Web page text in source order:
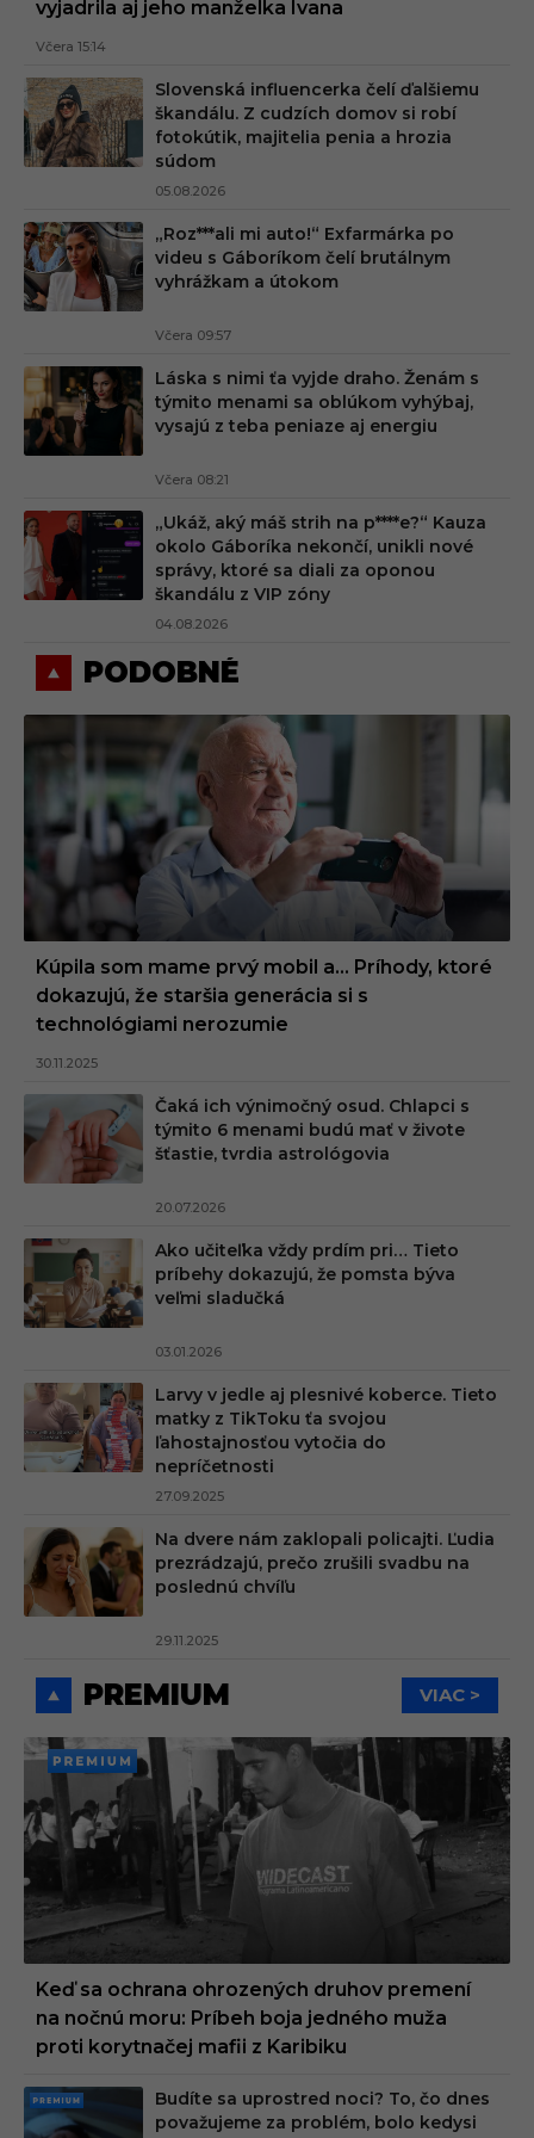
vyjadrila aj jeho manželka Ivana
Včera 15:14
Slovenská influencerka čelí ďalšiemu
škandálu. Z cudzích domov si robí
fotokútik, majitelia penia a hrozia
súdom
05.08.2026
„Roz***ali mi auto!“ Exfarmárka po
videu s Gáboríkom čelí brutálnym
vyhrážkam a útokom
Včera 09:57
Láska s nimi ťa vyjde draho. Ženám s
týmito menami sa oblúkom vyhýbaj,
vysajú z teba peniaze aj energiu
Včera 08:21
„Ukáž, aký máš strih na p****e?“ Kauza
okolo Gáboríka nekončí, unikli nové
správy, ktoré sa diali za oponou
škandálu z VIP zóny
04.08.2026
PODOBNÉ
Kúpila som mame prvý mobil a… Príhody, ktoré
dokazujú, že staršia generácia si s
technológiami nerozumie
30.11.2025
Čaká ich výnimočný osud. Chlapci s
týmito 6 menami budú mať v živote
šťastie, tvrdia astrológovia
20.07.2026
Ako učiteľka vždy prdím pri… Tieto
príbehy dokazujú, že pomsta býva
veľmi sladučká
03.01.2026
Larvy v jedle aj plesnivé koberce. Tieto
matky z TikToku ťa svojou
ľahostajnosťou vytočia do
nepríčetnosti
27.09.2025
Na dvere nám zaklopali policajti. Ľudia
prezrádzajú, prečo zrušili svadbu na
poslednú chvíľu
29.11.2025
PREMIUM VIAC >
PREMI
UM
Keď sa ochrana ohrozených druhov premení
na nočnú moru: Príbeh boja jedného muža
proti korytnačej mafii z Karibiku
PRE
Budíte sa uprostred noci? To, čo dnes
považujeme za problém, bolo kedysi